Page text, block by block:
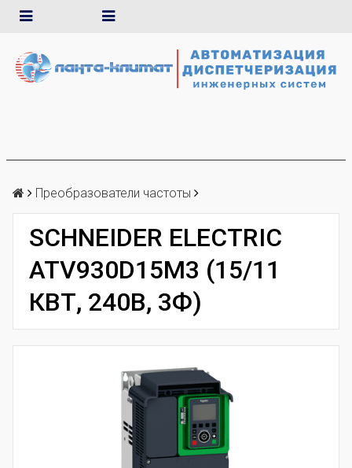
Преобразователи частоты
SCHNEIDER ELECTRIC
ATV930D15M3 (15/11
КВТ, 240В, 3Ф)